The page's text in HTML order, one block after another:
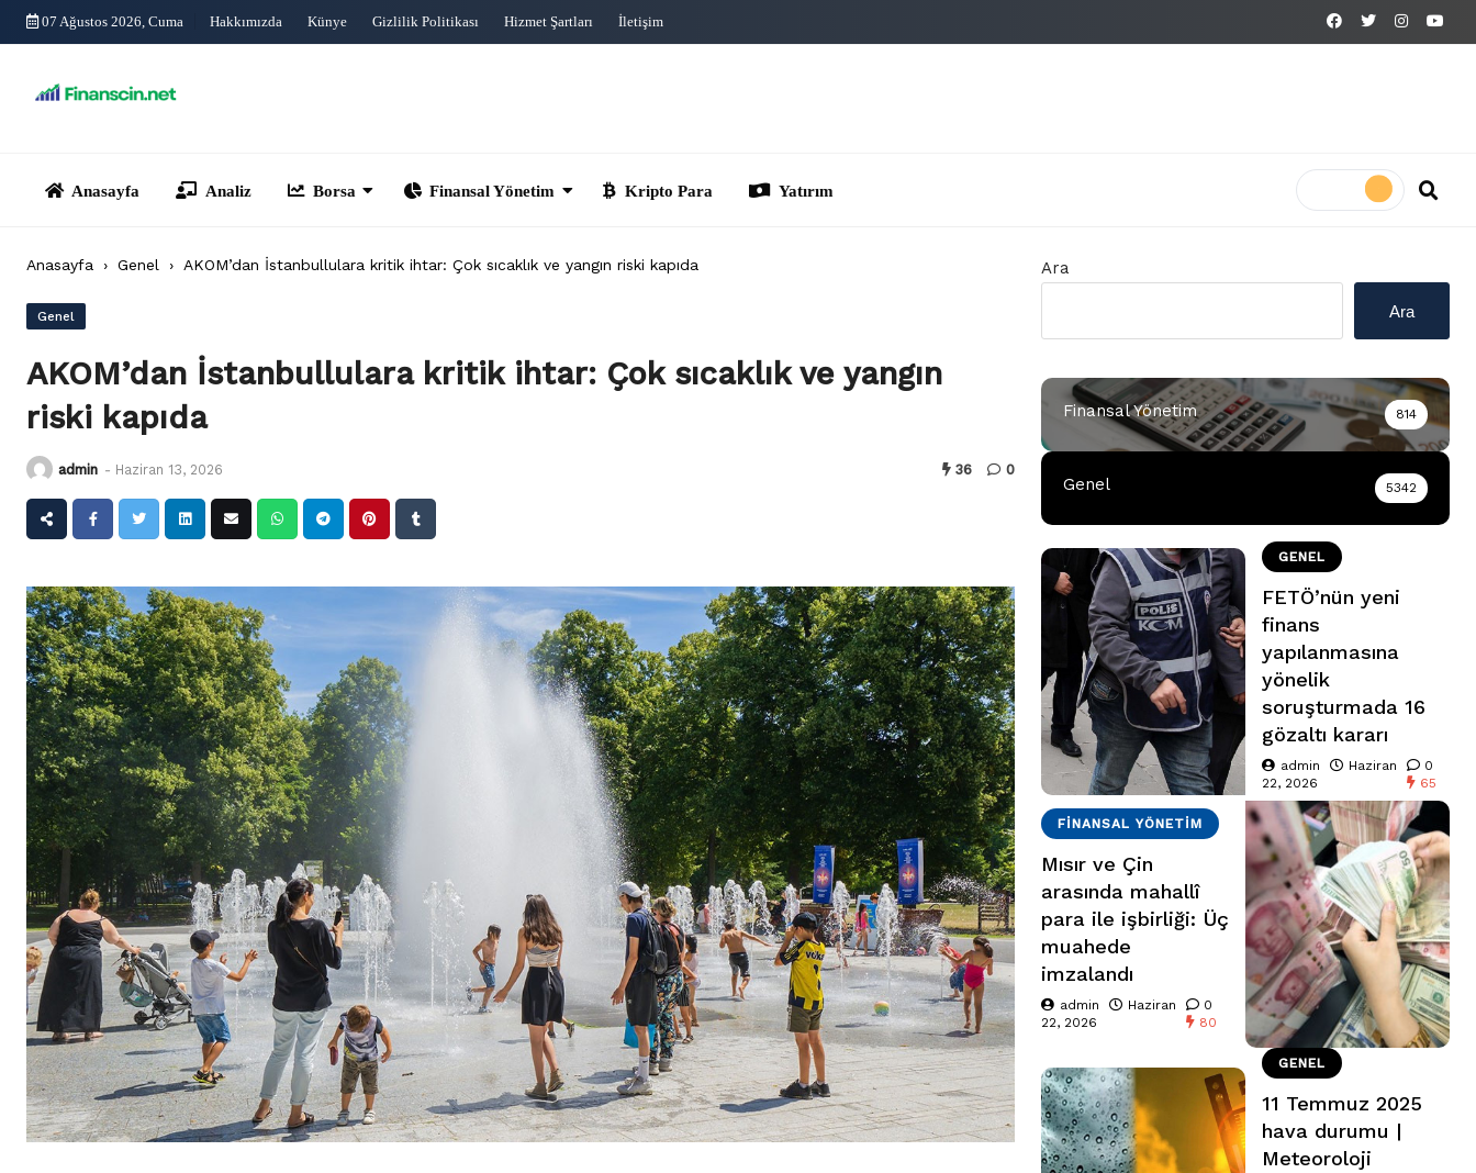
Skip
07 Ağustos 2026, Cuma Hakkımızda Künye Gizlilik Politikası Hizmet Şartları İletişim
Anasayfa › Genel › AKOM’dan İstanbullulara kritik ihtar: Çok sıcaklık ve yangın riski kapıda
Genel
AKOM’dan İstanbullulara kritik ihtar: Çok sıcaklık ve yangın
riski kapıda
admin - Haziran 13, 2026 36 0
Ara
Ara
Finansal Yönetim 814
Genel 5342
GENEL
FETÖ’nün yeni
finans
yapılanmasına
yönelik
soruşturmada 16
gözaltı kararı
admin
Haziran
22, 2026
0
65
FINANSAL YÖNETIM
Mısır ve Çin
arasında mahallî
para ile işbirliği: Üç
muahede
imzalandı
admin
Haziran
22, 2026
0
80
GENEL
11 Temmuz 2025
hava durumu |
Meteoroloji